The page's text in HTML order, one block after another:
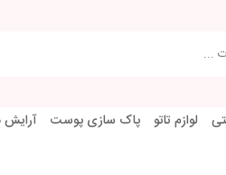
لوازم تاتو پاک سازی پوست آرایش